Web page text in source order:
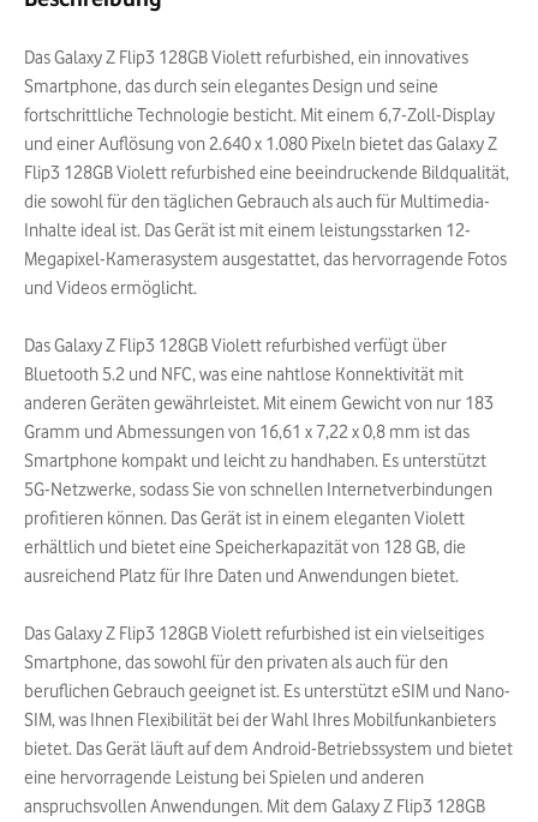
Das Galaxy Z Flip3 128GB Violett refurbished, ein innovatives
Smartphone, das durch sein elegantes Design und seine
fortschrittliche Technologie besticht. Mit einem 6,7-Zoll-Display
und einer Auflösung von 2.640 x 1.080 Pixeln bietet das Galaxy Z
Flip3 128GB Violett refurbished eine beeindruckende Bildqualität,
die sowohl für den täglichen Gebrauch als auch für Multimedia-
Inhalte ideal ist. Das Gerät ist mit einem leistungsstarken 12-
Megapixel-Kamerasystem ausgestattet, das hervorragende Fotos
und Videos ermöglicht.
Das Galaxy Z Flip3 128GB Violett refurbished verfügt über
Bluetooth 5.2 und NFC, was eine nahtlose Konnektivität mit
anderen Geräten gewährleistet. Mit einem Gewicht von nur 183
Gramm und Abmessungen von 16,61 x 7,22 x 0,8 mm ist das
Smartphone kompakt und leicht zu handhaben. Es unterstützt
5G-Netzwerke, sodass Sie von schnellen Internetverbindungen
profitieren können. Das Gerät ist in einem eleganten Violett
erhältlich und bietet eine Speicherkapazität von 128 GB, die
ausreichend Platz für Ihre Daten und Anwendungen bietet.
Das Galaxy Z Flip3 128GB Violett refurbished ist ein vielseitiges
Smartphone, das sowohl für den privaten als auch für den
beruflichen Gebrauch geeignet ist. Es unterstützt eSIM und Nano-
SIM, was Ihnen Flexibilität bei der Wahl Ihres Mobilfunkanbieters
bietet. Das Gerät läuft auf dem Android-Betriebssystem und bietet
eine hervorragende Leistung bei Spielen und anderen
anspruchsvollen Anwendungen. Mit dem Galaxy Z Flip3 128GB